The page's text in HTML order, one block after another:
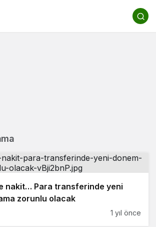
nakit… Para transferinde yeni
zorunlu olacak
1 yıl önce